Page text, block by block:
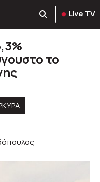
Live TV
το